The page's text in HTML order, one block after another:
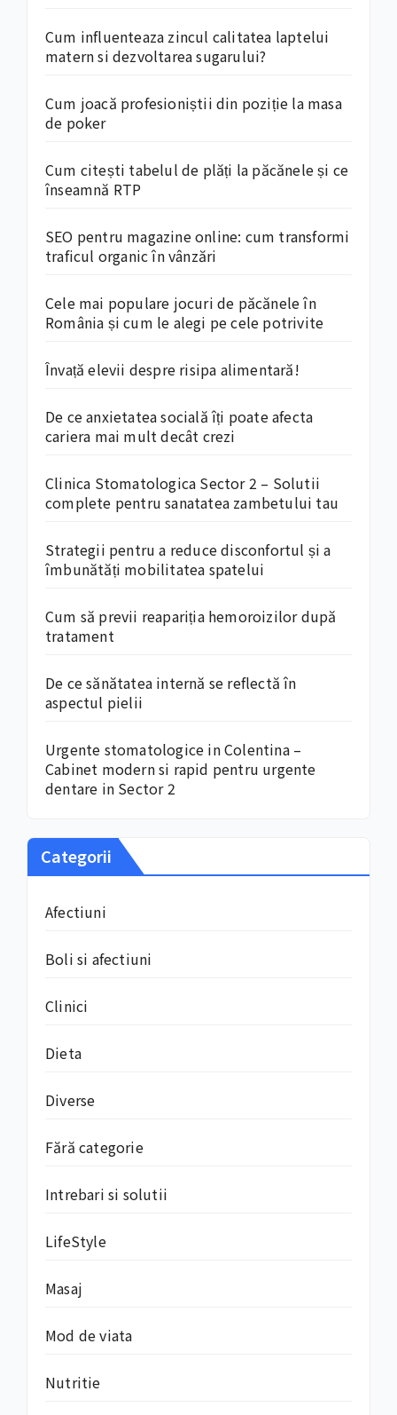
Cum influenteaza zincul calitatea laptelui
matern si dezvoltarea sugarului?
Cum joacă profesioniștii din poziție la masa
de poker
Cum citești tabelul de plăți la păcănele și ce
înseamnă RTP
SEO pentru magazine online: cum transformi
traficul organic în vânzări
Cele mai populare jocuri de păcănele în
România și cum le alegi pe cele potrivite
Învață elevii despre risipa alimentară!
De ce anxietatea socială îți poate afecta
cariera mai mult decât crezi
Clinica Stomatologica Sector 2 – Solutii
complete pentru sanatatea zambetului tau
Strategii pentru a reduce disconfortul și a
îmbunătăți mobilitatea spatelui
Cum să previi reapariția hemoroizilor după
tratament
De ce sănătatea internă se reflectă în
aspectul pielii
Urgente stomatologice in Colentina –
Cabinet modern si rapid pentru urgente
dentare in Sector 2
Categorii
Afectiuni
Boli si afectiuni
Clinici
Dieta
Diverse
Fără categorie
Intrebari si solutii
LifeStyle
Masaj
Mod de viata
Nutritie